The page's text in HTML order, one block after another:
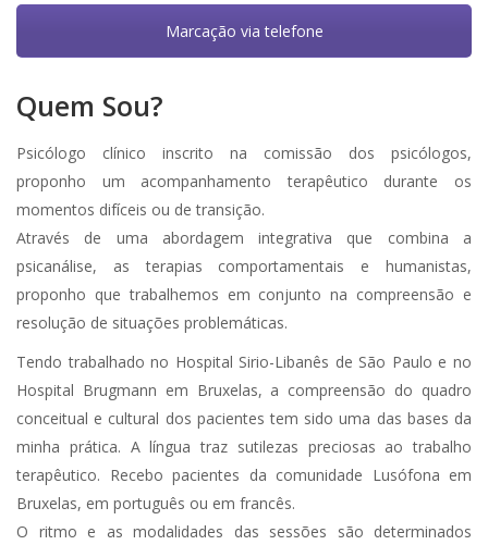
Quem Sou?
Psicólogo clínico inscrito na comissão dos psicólogos,
proponho um acompanhamento terapêutico durante os
momentos difíceis ou de transição.
Através de uma abordagem integrativa que combina a
psicanálise, as terapias comportamentais e humanistas,
proponho que trabalhemos em conjunto na compreensão e
resolução de situações problemáticas.
Tendo trabalhado no Hospital Sirio-Libanês de São Paulo e no
Hospital Brugmann em Bruxelas, a compreensão do quadro
conceitual e cultural dos pacientes tem sido uma das bases da
minha prática. A língua traz sutilezas preciosas ao trabalho
terapêutico. Recebo pacientes da comunidade Lusófona em
Bruxelas, em português ou em francês.
O ritmo e as modalidades das sessões são determinados
Marcação via telefone